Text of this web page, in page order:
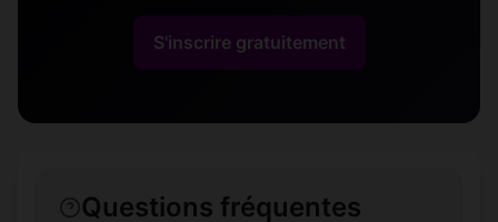
S'inscrire gratuitement
Questions fréquentes